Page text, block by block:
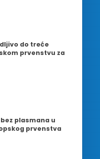
do treće
prvenstvu za
plasmana u
prvenstva